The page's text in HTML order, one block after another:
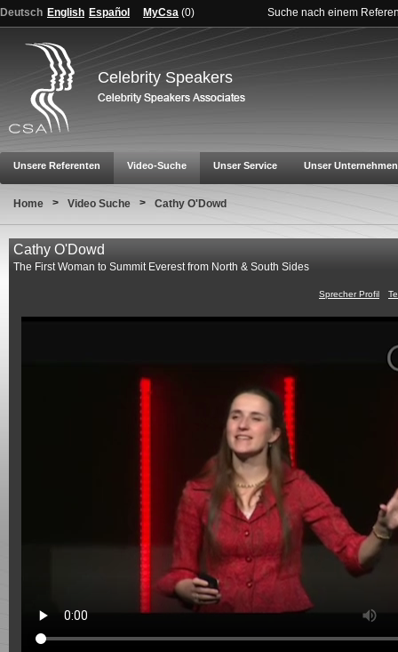
Deutsch English Español MyCsa (0) Suche nach einem
Celebrity Speakers
Unsere Referenten Video-Suche Unser Service Unser Unternehmen
Home > Video Suche > Cathy O'Dowd
Cathy O'Dowd
The First Woman to Summit Everest from North & South Sides
Sprecher Profil